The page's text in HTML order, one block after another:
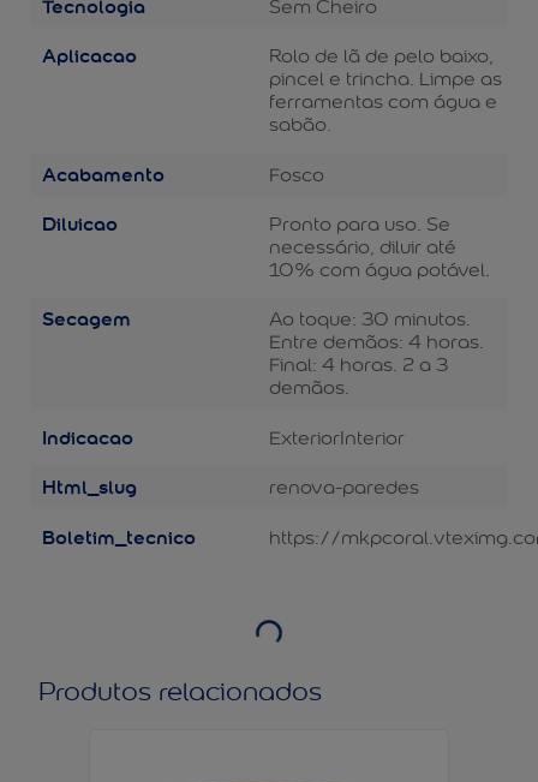
Sem Cheiro
Aplicacao
Rolo de lã de pelo baixo,
pincel e trincha. Limpe as
ferramentas com água e
sabão.
Acabamento Fosco
Diluicao
Pronto para uso. Se
necessário, diluir até
10% com água potável.
Secagem
Ao toque: 30 minutos.
Entre demãos: 4 horas.
Final: 4 horas. 2 a 3
demãos.
Indicacao ExteriorInterior
Html_slug renova-paredes
Boletim_tecnico https://
Produtos relacionados